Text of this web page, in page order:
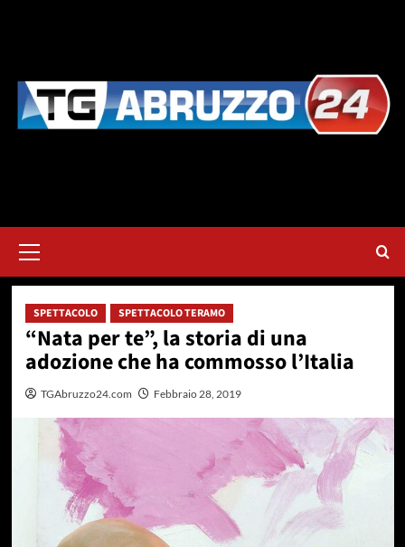
principale
SPETTACOLO SPETTACOLO TERAMO
“Nata per te”, la storia di una
adozione che ha commosso l’Italia
TGAbruzzo24.com Febbraio 28, 2019